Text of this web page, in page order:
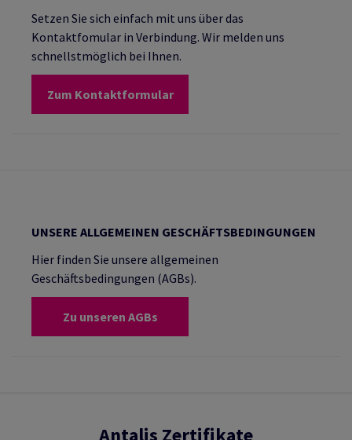
Setzen Sie sich einfach mit uns über das
Kontaktfomular in Verbindung. Wir melden uns
schnellstmöglich bei Ihnen.
Zum Kontaktformular
UNSERE ALLGEMEINEN GESCHÄFTSBEDINGUNGEN
Hier finden Sie unsere allgemeinen
Geschäftsbedingungen (AGBs).
Zu unseren AGBs
Antalis Zertifikate